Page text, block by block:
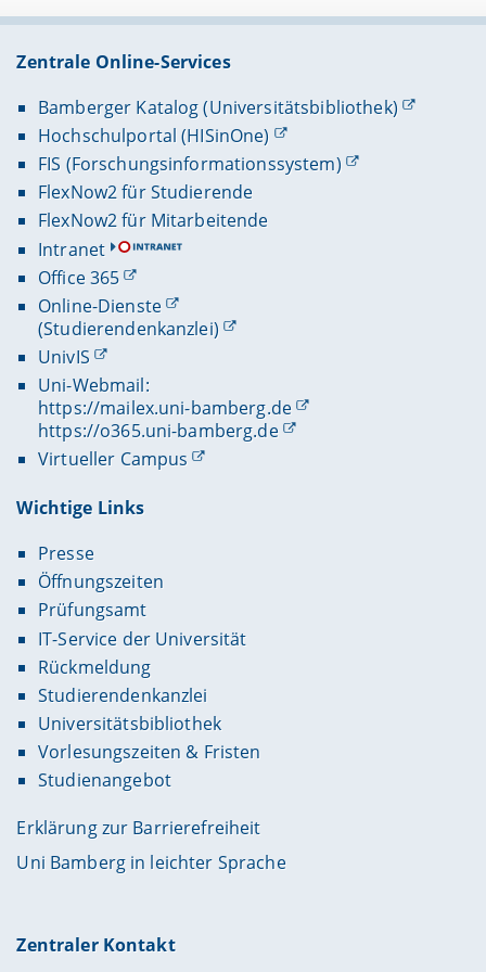
Zentrale Online-Services
Bamberger Katalog (Universitätsbibliothek)
Hochschulportal (HISinOne)
FIS (Forschungsinformationssystem)
FlexNow2 für Studierende
FlexNow2 für Mitarbeitende
Intranet
Office 365
Online-Dienste
(Studierendenkanzlei)
UnivIS
Uni-Webmail:
https://mailex.uni-bamberg.de
https://o365.uni-bamberg.de
Virtueller Campus
Wichtige Links
Presse
Öffnungszeiten
Prüfungsamt
IT-Service der Universität
Rückmeldung
Studierendenkanzlei
Universitätsbibliothek
Vorlesungszeiten & Fristen
Studienangebot
Erklärung zur Barrierefreiheit
Uni Bamberg in leichter Sprache
Zentraler Kontakt